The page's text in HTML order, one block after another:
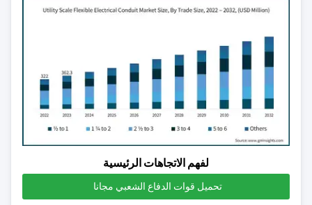
لفهم الاتجاهات الرئيسية
تحميل قوات الدفاع الشعبي مجانا